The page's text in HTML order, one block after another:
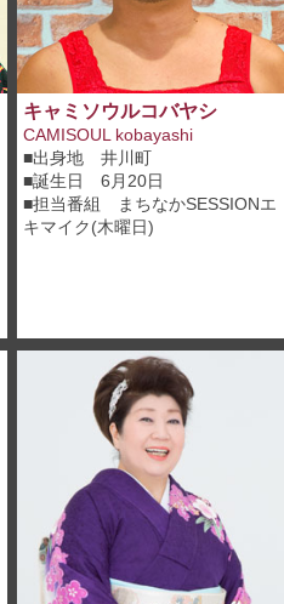
キャミソウルコバヤシ
CAMISOUL kobayashi
■出身地 井川町
■誕生日 6月20日
■担当番組
まちなかSESSIONエ
キマイク(木曜日)